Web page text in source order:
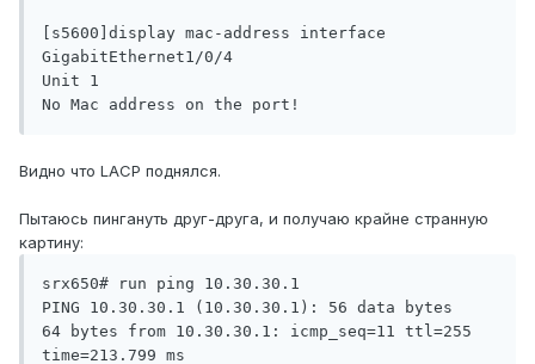
[s5600]display mac-address interface
GigabitEthernet1/0/4
Unit 1
Видно что LACP поднялся.
Пытаюсь пингануть друг-друга, и получаю крайне странную
картину:
srx650# run ping 10.30.30.1
PING 10.30.30.1 (10.30.30.1): 56 data bytes
64 bytes from 10.30.30.1: icmp_seq=11 ttl=255
time=213.799 ms